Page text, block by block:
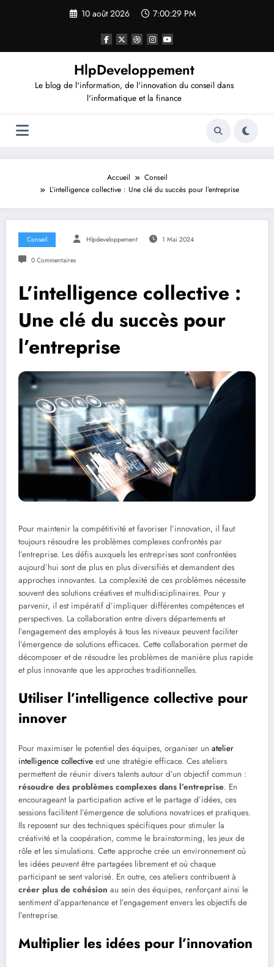
10 août 2026 7:00:29 PM
HlpDeveloppement
Le blog de l'information, de l'innovation du conseil dans
l'informatique et la finance
Accueil
Conseil
L’intelligence collective : Une clé du succès pour l’entreprise
Conseil Hlpdeveloppement 1 Mai 2024
0 Commentaires
L’intelligence collective :
Une clé du succès pour
l’entreprise
Pour maintenir la compétitivité et favoriser l’innovation, il faut
toujours résoudre les problèmes complexes confrontés par
l’entreprise. Les défis auxquels les entreprises sont confrontées
aujourd’hui sont de plus en plus diversifiés et demandent des
approches innovantes. La complexité de ces problèmes nécessite
souvent des solutions créatives et multidisciplinaires. Pour y
parvenir, il est impératif d’impliquer différentes compétences et
perspectives. La collaboration entre divers départements et
l’engagement des employés à tous les niveaux peuvent faciliter
l’émergence de solutions efficaces. Cette collaboration permet de
décomposer et de résoudre les problèmes de manière plus rapide
et plus innovante que les approches traditionnelles.
Utiliser l’intelligence collective pour
innover
Pour maximiser le potentiel des équipes, organiser un atelier
intelligence collective est une stratégie efficace. Ces ateliers
permettent de réunir divers talents autour d’un objectif commun :
résoudre des problèmes complexes dans l’entreprise. En
encourageant la participation active et le partage d’idées, ces
sessions facilitent l’émergence de solutions novatrices et pratiques.
Ils reposent sur des techniques spécifiques pour stimuler la
créativité et la coopération, comme le brainstorming, les jeux de
rôle et les simulations. Cette approche crée un environnement où
les idées peuvent être partagées librement et où chaque
participant se sent valorisé. En outre, ces ateliers contribuent à
créer plus de cohésion au sein des équipes, renforçant ainsi le
sentiment d’appartenance et l’engagement envers les objectifs de
l’entreprise.
Multiplier les idées pour l’innovation